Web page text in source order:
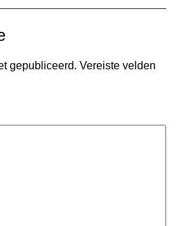
gepubliceerd. Vereiste velden